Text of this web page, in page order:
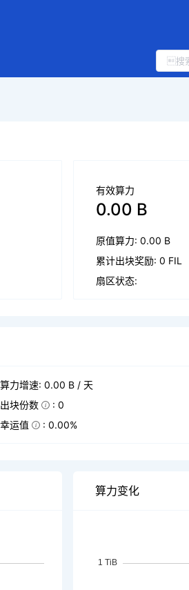
有效算力
0.00 B
原值算力: 0.00 B
累计出块奖励: 0 FIL
扇区状态:
算力增速: 0.00 B / 天
出块份数 : 0
幸运值 : 0.00%
算力变化